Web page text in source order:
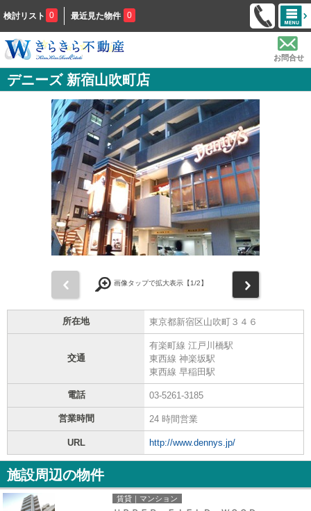
検討リスト 0 最近見た物件 0
お問合せ
デニーズ 新宿山吹町店
画像タップで拡大表示【1/2】
所在地 東京都新宿区山吹町３４６
交通
有楽町線 江戸川橋駅
東西線 神楽坂駅
東西線 早稲田駅
電話 03-5261-3185
営業時間 24 時間営業
URL http://www.dennys.jp/
施設周辺の物件
賃貸｜マンション